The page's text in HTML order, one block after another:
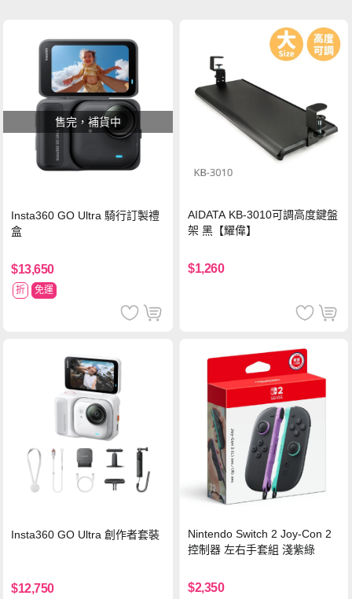
售完，補貨中
Insta360 GO Ultra 騎行訂製禮
盒
$13,650
折 免運
AIDATA KB-3010可調高度鍵盤
架 黑【耀偉】
$1,260
Insta360 GO Ultra 創作者套裝
$12,750
Nintendo Switch 2 Joy-Con 2
控制器 左右手套組 淺紫綠
$2,350